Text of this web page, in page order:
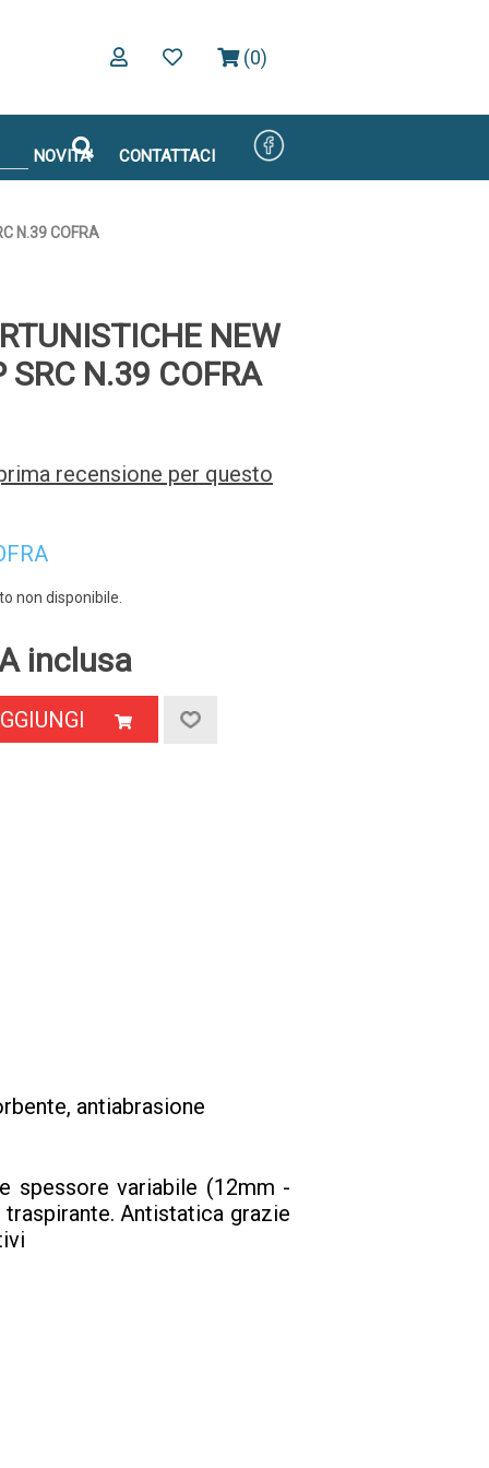
(0)
NOVITA' CONTATTACI
N.39 COFRA
NEW
SRC N.39 COFRA
recensione per questo
non disponibile.
inclusa
antiabrasione
spessore variabile (12mm -
Antistatica grazie